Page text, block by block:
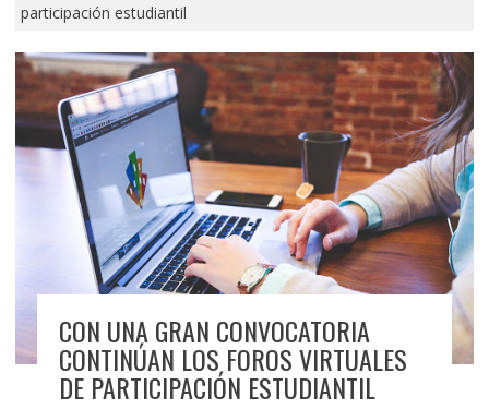
participación estudiantil
CON UNA GRAN CONVOCATORIA
CONTINÚAN LOS FOROS VIRTUALES
DE PARTICIPACIÓN ESTUDIANTIL